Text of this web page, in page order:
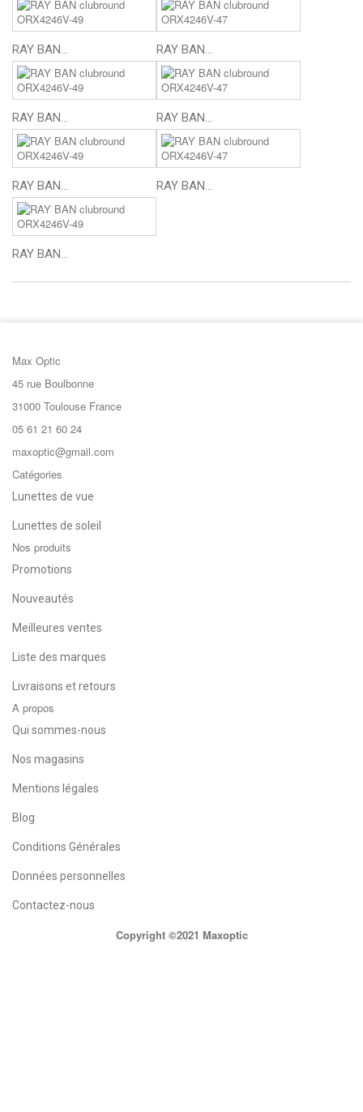
RAY BAN... RAY BAN...
RAY BAN... RAY BAN...
RAY BAN... RAY BAN...
RAY BAN...
Max Optic
45 rue Boulbonne
31000 Toulouse France
05 61 21 60 24
maxoptic@gmail.com
Catégories
Lunettes de vue
Lunettes de soleil
Nos produits
Promotions
Nouveautés
Meilleures ventes
Liste des marques
Livraisons et retours
A propos
Qui sommes-nous
Nos magasins
Mentions légales
Blog
Conditions Générales
Données personnelles
Contactez-nous
Copyright ©2021 Maxoptic